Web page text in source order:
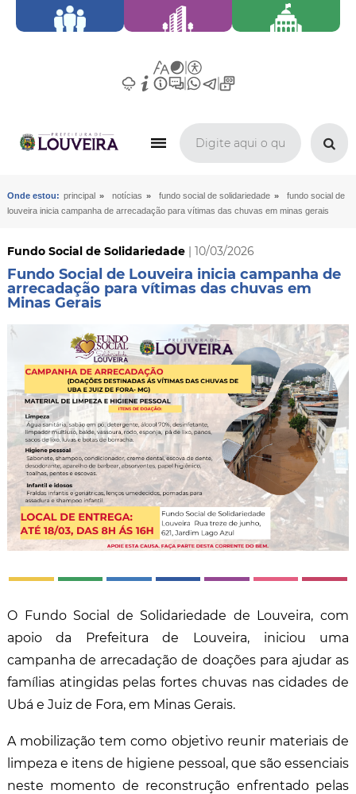
Onde estou: principal » notícias » fundo social de solidariedade »
fundo social de
louveira inicia campanha de arrecadação para vítimas das chuvas em minas gerais
Fundo Social de Solidariedade| 10/03/2026
Fundo Social de Louveira inicia campanha de
arrecadação para vítimas das chuvas em
Minas Gerais
O Fundo Social de Solidariedade de Louveira, com
apoio da Prefeitura de Louveira, iniciou uma
campanha de arrecadação de doações para ajudar as
famílias atingidas pelas fortes chuvas nas cidades de
Ubá e Juiz de Fora, em Minas Gerais.
A mobilização tem como objetivo reunir materiais de
limpeza e itens de higiene pessoal, que são essenciais
neste momento de reconstrução enfrentado pelas